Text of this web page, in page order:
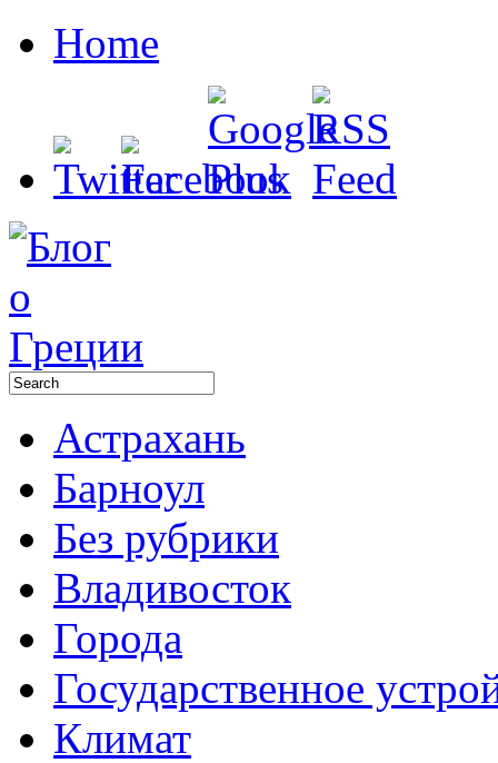
Home
Астрахань
Барноул
Без рубрики
Владивосток
Города
Государственное
Климат